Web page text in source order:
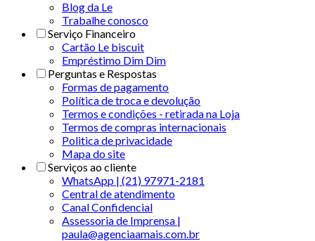
Blog da Le
Trabalhe conosco
Serviço Financeiro
Cartão Le biscuit
Empréstimo Dim Dim
Perguntas e Respostas
Formas de pagamento
Política de troca e devolução
Termos e condições - retirada na Loja
Termos de compras internacionais
Politica de privacidade
Mapa do site
Serviços ao cliente
WhatsApp | (21) 97971-2181
Central de atendimento
Canal Confidencial
Assessoria de Imprensa |
paula@agenciaamais.com.br